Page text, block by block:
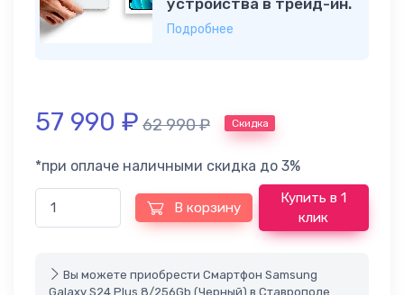
устройства в трейд-ин.
Подробнее
57 990 ₽ 62 990₽ Скидка
*при оплаче наличными скидка до 3%
В корзину
Купить в 1
клик
Вы можете приобрести Смартфон Samsung
Galaxy S24 Plus 8/256Gb (Черный) в Ставрополе